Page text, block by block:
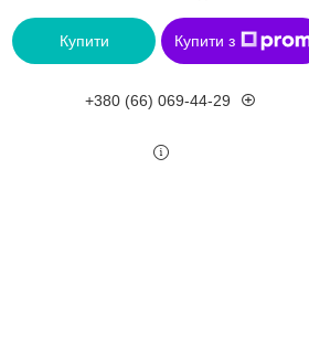
Купити Купити з
+380 (66) 069-44-29